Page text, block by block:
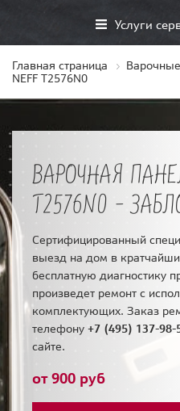
Услуги
Главная страница
NEFF T2576N0
ВАРОЧНАЯ
T2576N0 -
Сертифицированный
выезд на дом в
бесплатную диагностику
произведет ремонт с
комплектующих. Заказ
телефону +7 (495) 137-98-
сайте.
от 900 руб